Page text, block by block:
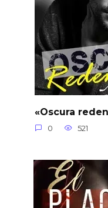
«Oscura
0 521